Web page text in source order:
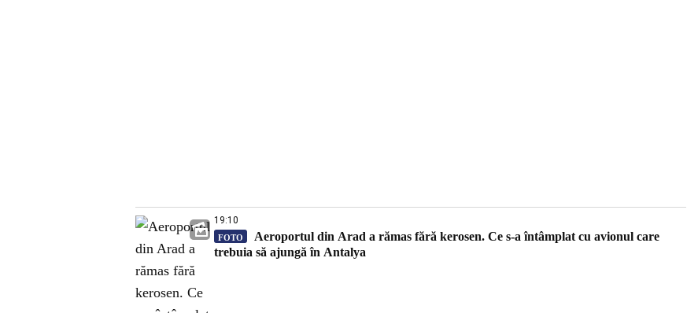
19:10
FOTO
Aeroportul din Arad a rămas fără kerosen. Ce s-a întâmplat cu avionul care
trebuia să ajungă în Antalya